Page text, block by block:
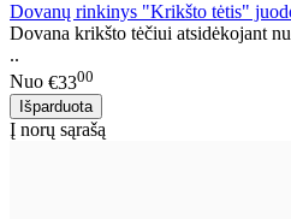
Dovanų rinkinys "Krikšto tėtis"
Dovana krikšto tėčiui atsidėkojant
..
Nuo €3300
Į norų sąrašą